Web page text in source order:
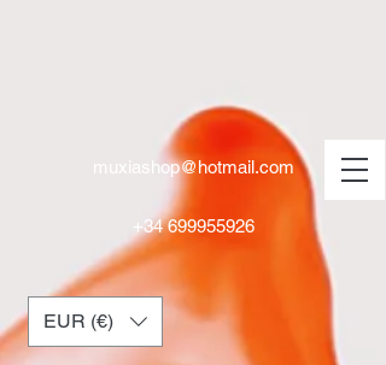
+34 699955926
EUR (€)
muxiashop@hotmail.com